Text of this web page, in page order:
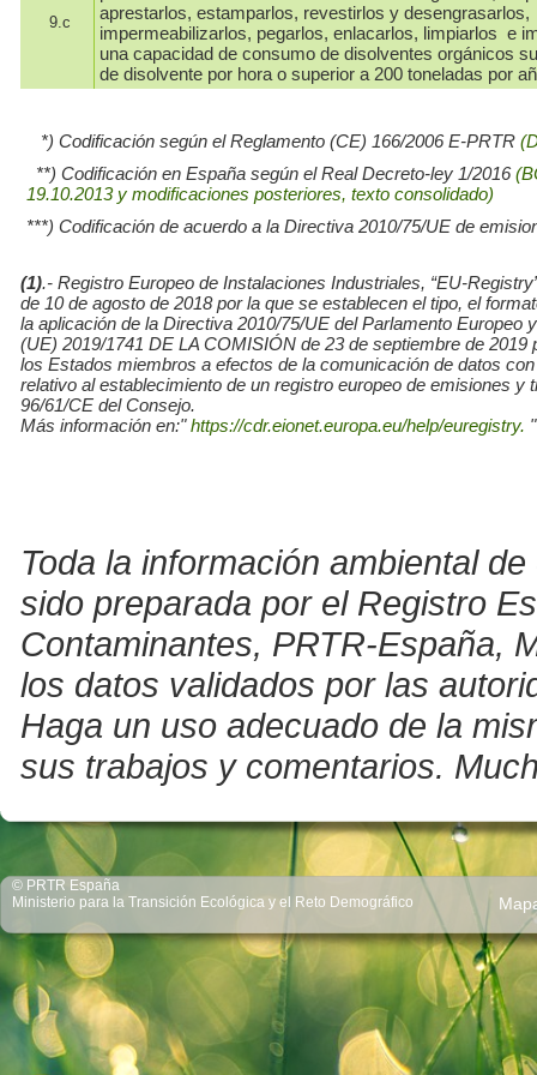
9.c
aprestarlos, estamparlos, revestirlos y desengrasarlos,
impermeabilizarlos, pegarlos, enlacarlos, limpiarlos e
una capacidad de consumo de disolventes orgánicos
de disolvente por hora o superior a 200 toneladas por
*) Codificación según el Reglamento (CE) 166/2006 E-PRTR
**) Codificación en España según el Real Decreto-ley 1/2016
19.10.2013 y modificaciones posteriores, texto consolidado)
***) Codificación de acuerdo a la Directiva 2010/75/UE de
(1).- Registro Europeo de Instalaciones Industriales, “EU-
de 10 de agosto de 2018 por la que se establecen el tipo, el
la aplicación de la Directiva 2010/75/UE del Parlamento
(UE) 2019/1741 DE LA COMISIÓN de 23 de septiembre de
los Estados miembros a efectos de la comunicación de datos
relativo al establecimiento de un registro europeo de emisiones
96/61/CE del Consejo.
Más información en:"https://cdr.eionet.europa.eu/help/euregistry. "
Toda la información ambiental
sido preparada por el Registro
Contaminantes, PRTR-España,
los datos validados por las
Haga un uso adecuado de la
sus trabajos y comentarios.
© PRTR España
Ministerio para la Transición Ecológica y el Reto Demográfico